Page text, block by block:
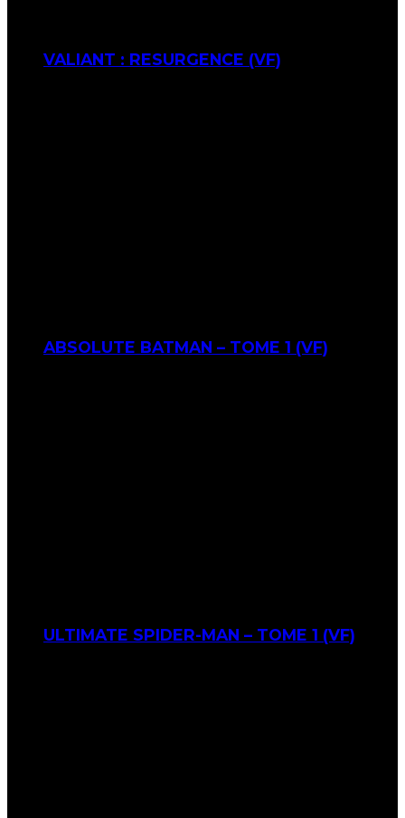
VALIANT : RESURGENCE (VF)
ABSOLUTE BATMAN – TOME 1 (VF)
ULTIMATE SPIDER-MAN – TOME 1 (VF)